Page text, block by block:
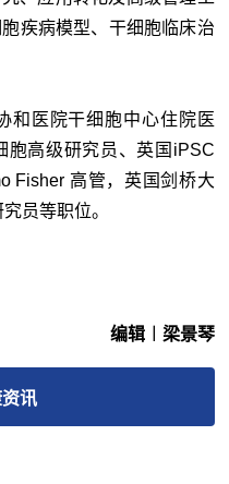
疾病模型、干细胞临床治
和医院干细胞中心住院医
胞高级研究员、英国iPSC
Fisher 高管，英国剑桥大
员等职位。
编辑︱梁景琴
资讯